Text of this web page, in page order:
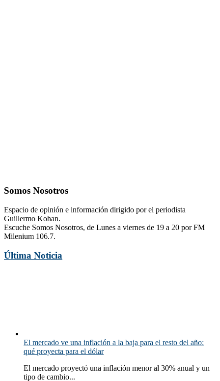
Somos Nosotros
Espacio de opinión e información dirigido por el periodista
Guillermo Kohan.
Escuche Somos Nosotros, de Lunes a viernes de 19 a 20 por FM
Milenium 106.7.
Última Noticia
El mercado ve una inflación a la baja para el resto del año:
qué proyecta para el dólar
El mercado proyectó una inflación menor al 30% anual y un
tipo de cambio...